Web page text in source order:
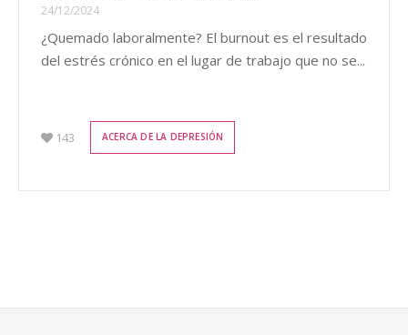
24/12/2024
¿Quemado laboralmente? El burnout es el resultado
del estrés crónico en el lugar de trabajo que no se...
143 ACERCA DE LA DEPRESIÓN